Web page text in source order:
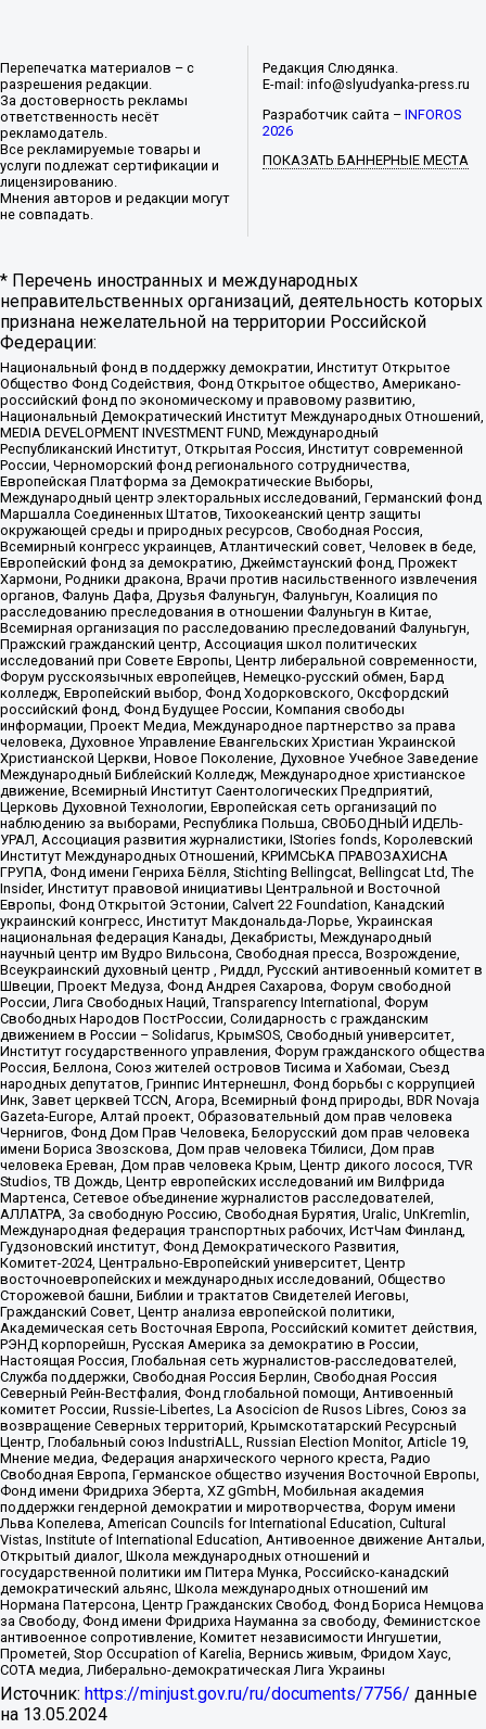
Перепечатка материалов – с
разрешения редакции.
За достоверность рекламы
ответственность несёт
рекламодатель.
Все рекламируемые товары и
услуги подлежат сертификации и
лицензированию.
Мнения авторов и редакции могут
не совпадать.
Редакция Слюдянка.
E-mail: info@slyudyanka-press.ru
Разработчик сайта –INFOROS
2026
ПОКАЗАТЬ БАННЕРНЫЕ МЕСТА
* Перечень иностранных и международных
неправительственных организаций, деятельность которых
признана нежелательной на территории Российской
Федерации:
Национальный фонд в поддержку демократии, Институт Открытое
Общество Фонд Содействия, Фонд Открытое общество, Американо-
российский фонд по экономическому и правовому развитию,
Национальный Демократический Институт Международных Отношений,
MEDIA DEVELOPMENT INVESTMENT FUND, Международный
Республиканский Институт, Открытая Россия, Институт современной
России, Черноморский фонд регионального сотрудничества,
Европейская Платформа за Демократические Выборы,
Международный центр электоральных исследований, Германский фонд
Маршалла Соединенных Штатов, Тихоокеанский центр защиты
окружающей среды и природных ресурсов, Свободная Россия,
Всемирный конгресс украинцев, Атлантический совет, Человек в беде,
Европейский фонд за демократию, Джеймстаунский фонд, Прожект
Хармони, Родники дракона, Врачи против насильственного извлечения
органов, Фалунь Дафа, Друзья Фалуньгун, Фалуньгун, Коалиция по
расследованию преследования в отношении Фалуньгун в Китае,
Всемирная организация по расследованию преследований Фалуньгун,
Пражский гражданский центр, Ассоциация школ политических
исследований при Совете Европы, Центр либеральной современности,
Форум русскоязычных европейцев, Немецко-русский обмен, Бард
колледж, Европейский выбор, Фонд Ходорковского, Оксфордский
российский фонд, Фонд Будущее России, Компания свободы
информации, Проект Медиа, Международное партнерство за права
человека, Духовное Управление Евангельских Христиан Украинской
Христианской Церкви, Новое Поколение, Духовное Учебное Заведение
Международный Библейский Колледж, Международное христианское
движение, Всемирный Институт Саентологических Предприятий,
Церковь Духовной Технологии, Европейская сеть организаций по
наблюдению за выборами, Республика Польша, СВОБОДНЫЙ ИДЕЛЬ-
УРАЛ, Ассоциация развития журналистики, IStories fonds, Королевский
Институт Международных Отношений, КРИМСЬКА ПРАВОЗАХИСНА
ГРУПА, Фонд имени Генриха Бёлля, Stichting Bellingcat, Bellingcat Ltd, The
Insider, Институт правовой инициативы Центральной и Восточной
Европы, Фонд Открытой Эстонии, Calvert 22 Foundation, Канадский
украинский конгресс, Институт Макдональда-Лорье, Украинская
национальная федерация Канады, Декабристы, Международный
научный центр им Вудро Вильсона, Свободная пресса, Возрождение,
Всеукраинский духовный центр , Риддл, Русский антивоенный комитет в
Швеции, Проект Медуза, Фонд Андрея Сахарова, Форум свободной
России, Лига Свободных Наций, Transparеncy International, Форум
Свободных Народов ПостРоссии, Солидарность с гражданским
движением в России – Solidarus, КрымSOS, Свободный университет,
Институт государственного управления, Форум гражданского общества
Россия, Беллона, Союз жителей островов Тисима и Хабомаи, Съезд
народных депутатов, Гринпис Интернешнл, Фонд борьбы с коррупцией
Инк, Завет церквей TCCN, Агора, Всемирный фонд природы, BDR Novaja
Gazeta-Europe, Алтай проект, Образовательный дом прав человека
Чернигов, Фонд Дом Прав Человека, Белорусский дом прав человека
имени Бориса Звозскова, Дом прав человека Тбилиси, Дом прав
человека Ереван, Дом прав человека Крым, Центр дикого лосося, TVR
Studios, ТВ Дождь, Центр европейских исследований им Вилфрида
Мартенса, Сетевое объединение журналистов расследователей,
АЛЛАТРА, За свободную Россию, Свободная Бурятия, Uralic, UnKremlin,
Международная федерация транспортных рабочих, ИстЧам Финланд,
Гудзоновский институт, Фонд Демократического Развития,
Комитет-2024, Центрально-Европейский университет, Центр
восточноевропейских и международных исследований, Общество
Сторожевой башни, Библии и трактатов Свидетелей Иеговы,
Гражданский Совет, Центр анализа европейской политики,
Академическая сеть Восточная Европа, Российский комитет действия,
РЭНД корпорейшн, Русская Америка за демократию в России,
Настоящая Россия, Глобальная сеть журналистов-расследователей,
Служба поддержки, Свободная Россия Берлин, Свободная Россия
Северный Рейн-Вестфалия, Фонд глобальной помощи, Антивоенный
комитет России, Russie-Libertes, La Asocicion de Rusos Libres, Союз за
возвращение Северных территорий, Крымскотатарский Ресурсный
Центр, Глобальный союз IndustriALL, Russian Election Monitor, Article 19,
Мнение медиа, Федерация анархического черного креста, Радио
Свободная Европа, Германское общество изучения Восточной Европы,
Фонд имени Фридриха Эберта, XZ gGmbH, Мобильная академия
поддержки гендерной демократии и миротворчества, Форум имени
Льва Копелева, American Councils for International Education, Cultural
Vistas, Institute of International Education, Антивоенное движение Антальи,
Открытый диалог, Школа международных отношений и
государственной политики им Питера Мунка, Российско-канадский
демократический альянс, Школа международных отношений им
Нормана Патерсона, Центр Гражданских Свобод, Фонд Бориса Немцова
за Свободу, Фонд имени Фридриха Науманна за свободу, Феминистское
антивоенное сопротивление, Комитет независимости Ингушетии,
Прометей, Stop Occupation of Karelia, Вернись живым, Фридом Хаус,
СОТА медиа, Либерально-демократическая Лига Украины
Источник: https://minjust.gov.ru/ru/documents/7756/ данные
на 13.05.2024